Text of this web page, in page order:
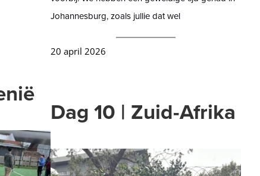
Johannesburg, zoals jullie dat wel
20 april 2026
Dag 10 | Zuid-Afrika